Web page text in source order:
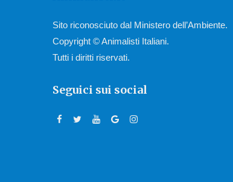
Sito riconosciuto dal Ministero dell’Ambiente.
Copyright © Animalisti Italiani.
Tutti i diritti riservati.
Seguici sui social